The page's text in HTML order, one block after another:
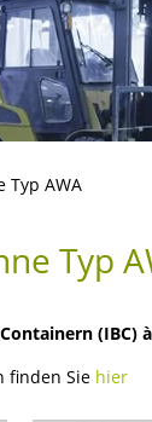
Typ AWA
Typ
finden Sie hier